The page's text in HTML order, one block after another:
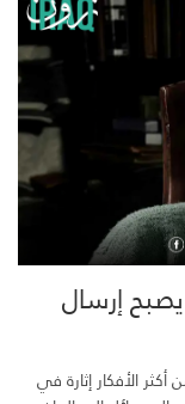
إرسال
الأفكار إثارة في